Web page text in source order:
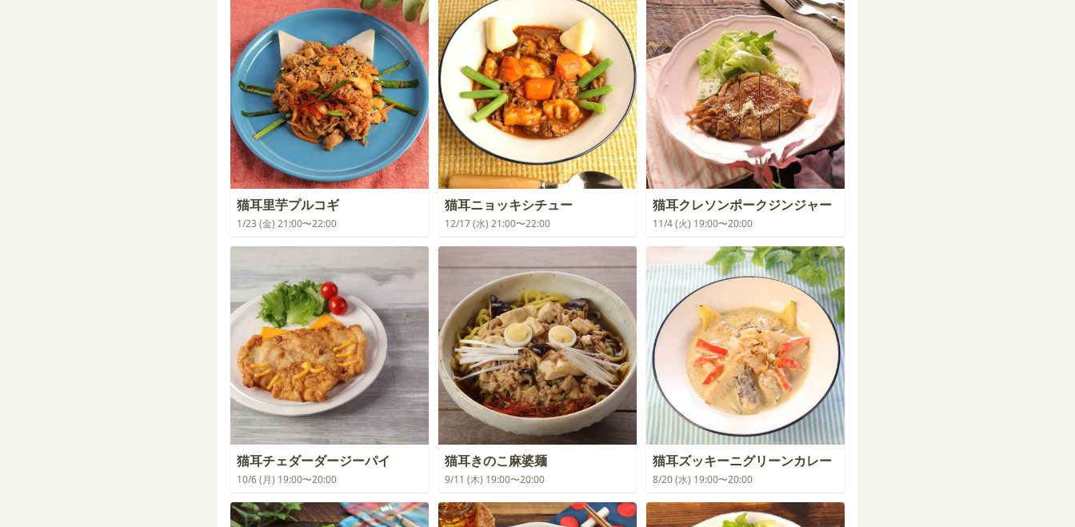
猫耳里芋プルコギ
1/23 (金) 21:00〜22:00
猫耳ニョッキシチュー
12/17 (水) 21:00〜22:00
猫耳クレソンポークジンジャー
11/4 (火) 19:00〜20:00
猫耳チェダーダージーパイ
10/6 (月) 19:00〜20:00
猫耳きのこ麻婆麺
9/11 (木) 19:00〜20:00
猫耳ズッキーニグリーンカレー
8/20 (水) 19:00〜20:00